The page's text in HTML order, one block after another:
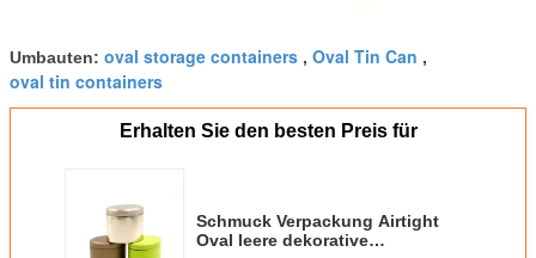
Umbauten: oval storage containers , Oval Tin Can ,
oval tin containers
Erhalten Sie den besten Preis für
Schmuck Verpackung Airtight
Oval leere dekorative